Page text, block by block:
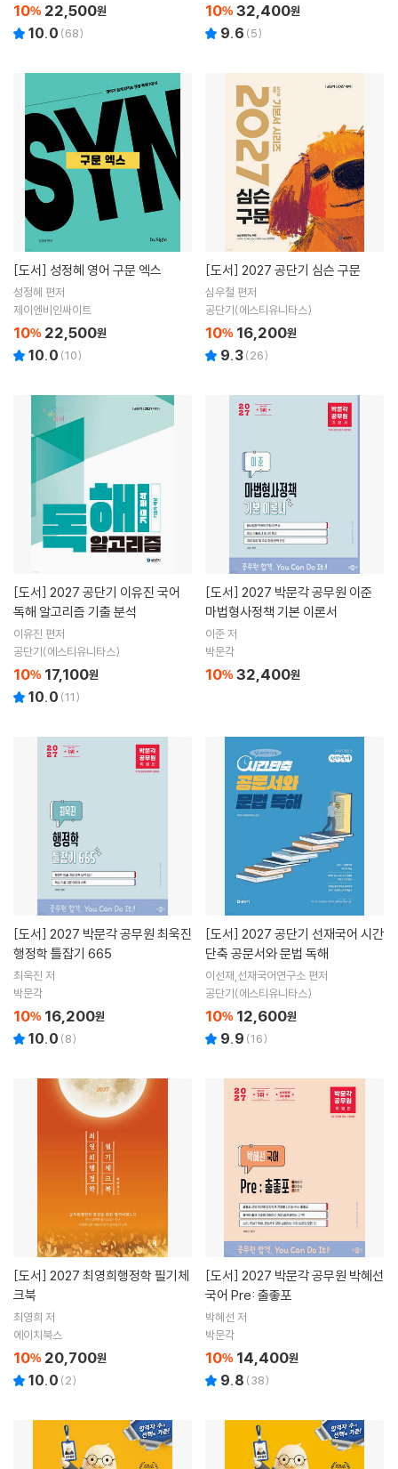
10% 22,500원
10.0 (68)
10% 32,400원
9.6 (5)
[도서] 성정혜 영어 구문 엑스
성정혜 편저
제이엔비인싸이트
10% 22,500원
10.0 (10)
[도서] 2027 공단기 심슨 구문
심우철 편저
공단기(에스티유니타스)
10% 16,200원
9.3(26)
[도서]
독해 알고리즘 기출 분석
이유진 편저
공단기(에스티유니타스)
10% 17,100원
10.0 (11)
[도서]
마법형사정책 기본 이론서
이준 저
박문각
10% 32,400원
[도서]
행정학 틀잡기 665
최욱진 저
박문각
10% 16,200원
10.0 (8)
[도서]
단축 공문서와 문법 독해
이선재,선재국어연구소 편저
공단기(에스티유니타스)
10% 12,600원
9.9 (16)
[도서]
크북
최영희 저
에이치북스
10% 20,700원
10.0 (2)
[도서]
국어 Pre: 출좋포
박혜선 저
박문각
10% 14,400원
9.8 (38)